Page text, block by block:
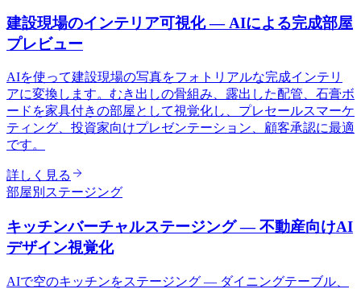
建設現場のインテリア可視化 — AIによる完成部屋
プレビュー
AIを使って建設現場の写真をフォトリアルな完成インテリ
アに変換します。むき出しの骨組み、露出した配管、石膏ボ
ードを家具付きの部屋として視覚化し、プレセールスマーケ
ティング、投資家向けプレゼンテーション、顧客承認に最適
です。
詳しく見る
部屋別ステージング
キッチンバーチャルステージング — 不動産向けAI
デザイン視覚化
AIで空のキッチンをステージング — ダイニングテーブル、